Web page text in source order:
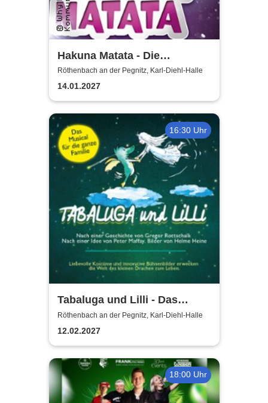
Hakuna Matata - Die
einzigartige große
Kindermusical-Gala
Röthenbach an der Pegnitz, Karl-Diehl-Halle
14.01.2027
16:30 Uhr
Tabaluga und Lilli - Das
drachenstarke Musical für die
ganze Familie
Röthenbach an der Pegnitz, Karl-Diehl-Halle
12.02.2027
18:00 Uhr